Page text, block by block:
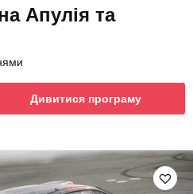
Апулія та
Дивитися програму